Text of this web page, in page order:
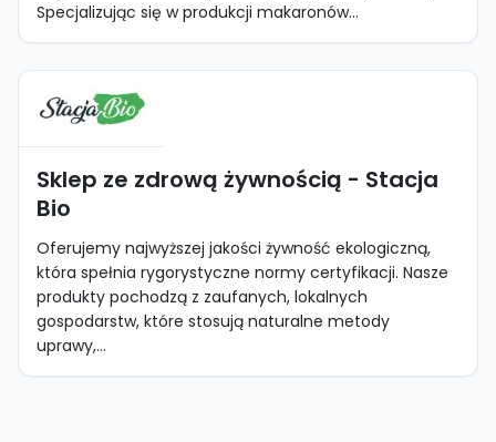
Specjalizując się w produkcji makaronów...
Sklep ze zdrową żywnością - Stacja
Bio
Oferujemy najwyższej jakości żywność ekologiczną,
która spełnia rygorystyczne normy certyfikacji. Nasze
produkty pochodzą z zaufanych, lokalnych
gospodarstw, które stosują naturalne metody
uprawy,...